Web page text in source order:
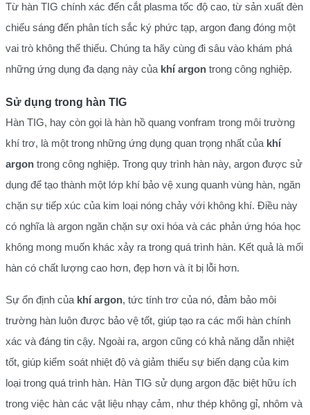
Từ hàn TIG chính xác đến cắt plasma tốc độ cao, từ sản xuất đèn
chiếu sáng đến phân tích sắc ký phức tạp, argon đang đóng một
vai trò không thể thiếu. Chúng ta hãy cùng đi sâu vào khám phá
những ứng dụng đa dạng này của khí argon trong công nghiệp.
Sử dụng trong hàn TIG
Hàn TIG, hay còn gọi là hàn hồ quang vonfram trong môi trường
khí trơ, là một trong những ứng dụng quan trọng nhất của khí
argon trong công nghiệp. Trong quy trình hàn này, argon được sử
dụng để tạo thành một lớp khí bảo vệ xung quanh vùng hàn, ngăn
chặn sự tiếp xúc của kim loại nóng chảy với không khí. Điều này
có nghĩa là argon ngăn chặn sự oxi hóa và các phản ứng hóa học
không mong muốn khác xảy ra trong quá trình hàn. Kết quả là mối
hàn có chất lượng cao hơn, đẹp hơn và ít bị lỗi hơn.
Sự ổn định của khí argon, tức tính trơ của nó, đảm bảo môi
trường hàn luôn được bảo vệ tốt, giúp tạo ra các mối hàn chính
xác và đáng tin cậy. Ngoài ra, argon cũng có khả năng dẫn nhiệt
tốt, giúp kiểm soát nhiệt độ và giảm thiểu sự biến dạng của kim
loại trong quá trình hàn. Hàn TIG sử dụng argon đặc biệt hữu ích
trong việc hàn các vật liệu nhạy cảm, như thép không gỉ, nhôm và